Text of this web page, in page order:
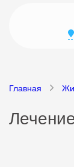
Главная